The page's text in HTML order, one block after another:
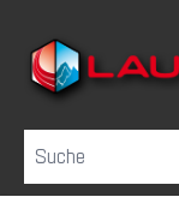
Suche